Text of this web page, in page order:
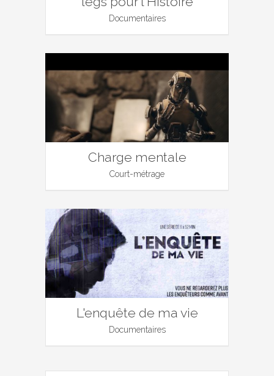
Documentaires
Charge mentale
Court-métrage
L'enquête de ma vie
Documentaires